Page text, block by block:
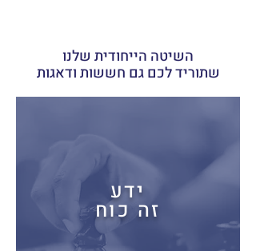
השיטה הייחודית שלנו
שתוריד לכםגם חששות ודאגות
ידע
זה כוח